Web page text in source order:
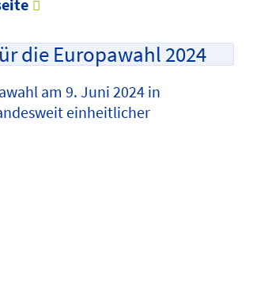
die Europawahl 2024
am 9. Juni 2024 in
einheitlicher